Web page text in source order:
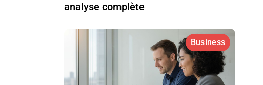
analyse complète
Business